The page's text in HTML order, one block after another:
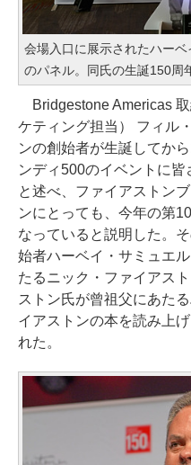
会場入口に展示されたハー
のパネル。同氏の生誕150周
Bridgestone Americas
ケティング担当） フィル
ンの創始者が生誕してか
ンディ500のイベントに皆
と述べ、ファイアストン
ンにとっても、今年の第
なっていると説明した。
始者ハーベイ・サミュエ
たるニック・ファイアス
ストン氏が曾祖父にあた
イアストンの本を読み上
れた。